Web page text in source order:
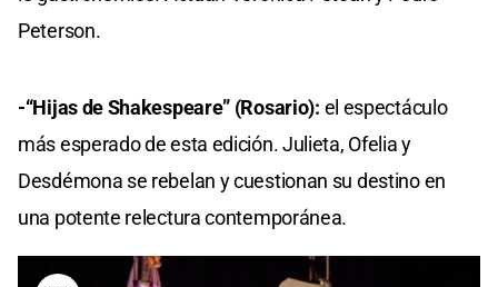
Peterson.
-“Hijas de Shakespeare” (Rosario): el espectáculo
más esperado de esta edición. Julieta, Ofelia y
Desdémona se rebelan y cuestionan su destino en
una potente relectura contemporánea.